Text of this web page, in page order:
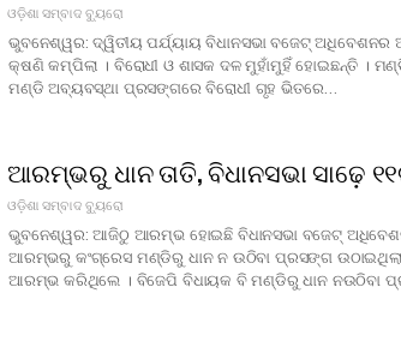
ଓଡ଼ିଶା ସମ୍ବାଦ ବ୍ୟୁରୋ
ଭୁବନେଶ୍ୱର: ଦ୍ୱିତୀୟ ପର୍ଯ୍ୟାୟ ବିଧାନସଭା ବଜେଟ୍ ଅଧିବେଶନର
କ୍ଷଣି କମ୍ପିଲା । ବିରୋଧୀ ଓ ଶାସକ ଦଳ ମୁହାଁମୁହିଁ ହୋଇଛନ୍ତି ।
ମଣ୍ଡି ଅବ୍ୟବସ୍ଥା ପ୍ରସଙ୍ଗରେ ବିରୋଧୀ ଗୃହ ଭିତରେ…
ଆରମ୍ଭରୁ ଧାନ ତାତି, ବିଧାନସଭା ସାଢ଼େ
ଓଡ଼ିଶା ସମ୍ବାଦ ବ୍ୟୁରୋ
ଭୁବନେଶ୍ୱର: ଆଜିଠୁ ଆରମ୍ଭ ହୋଇଛି ବିଧାନସଭା ବଜେଟ୍
ଆରମ୍ଭରୁ କଂଗ୍ରେସ ମଣ୍ଡିରୁ ଧାନ ନ ଉଠିବା ପ୍ରସଙ୍ଗ ଉଠାଇଥିଲା
ଆରମ୍ଭ କରିଥିଲେ । ବିଜେପି ବିଧାୟକ ବି ମଣ୍ଡିରୁ ଧାନ ନଉଠିବା